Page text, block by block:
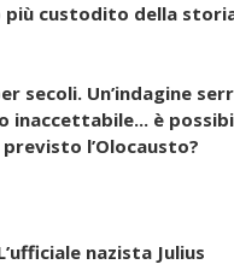
custodito della
secoli. Un’indagine
inaccettabile... è
l’Olocausto?
nazista Julius